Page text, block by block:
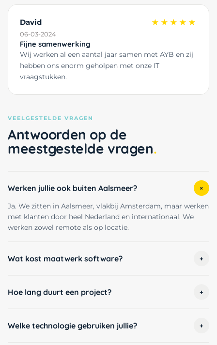
David
06-03-2024
★★★★★
Fijne samenwerking
Wij werken al een aantal jaar samen met AYB en zij
hebben ons enorm geholpen met onze IT
vraagstukken.
VEELGESTELDE VRAGEN
Antwoorden op de
meestgestelde vragen
Werken jullie ook buiten Aalsmeer? +
Ja. We zitten in Aalsmeer, vlakbij Amsterdam, maar werken
met klanten door heel Nederland en internationaal. We
werken zowel remote als op locatie.
Wat kost maatwerk software? +
Hoe lang duurt een project? +
Welke technologie gebruiken jullie? +